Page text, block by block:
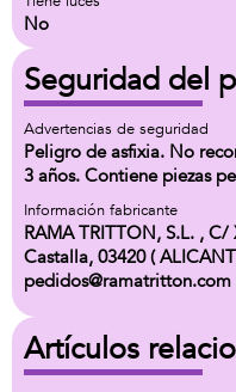
No
Seguridad del
Advertencias de seguridad
Peligro de asfixia. No
3 años. Contiene piezas
Información fabricante
RAMA TRITTON, S.L. ,
Castalla, 03420 (
pedidos@ramatritton.com
Artículos